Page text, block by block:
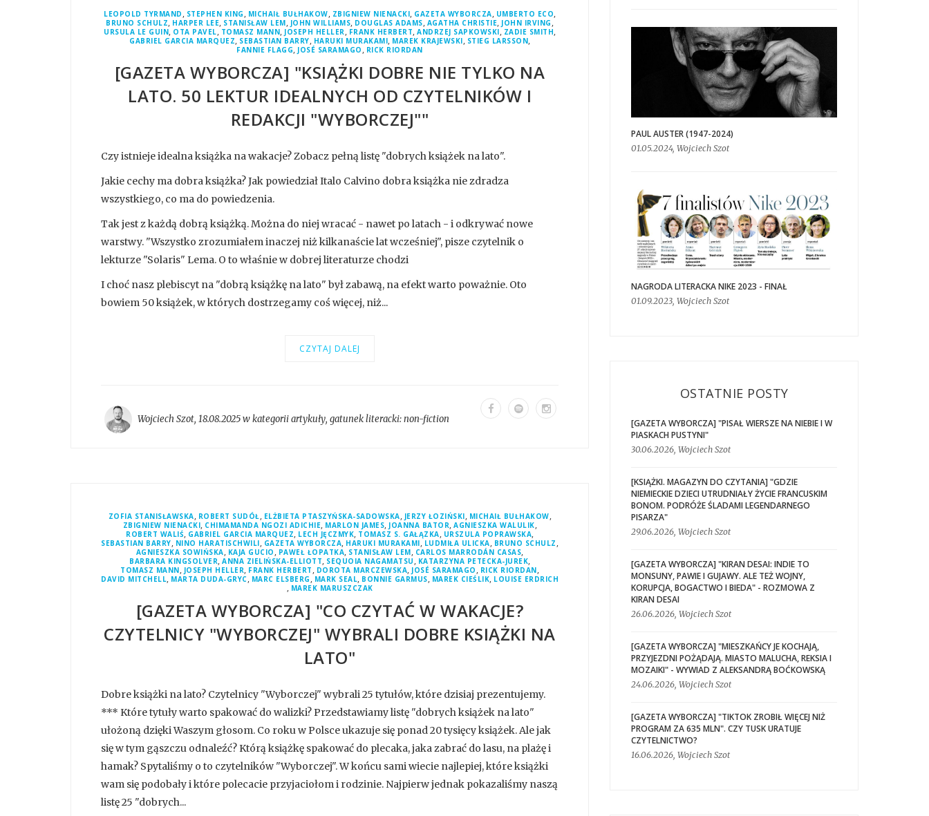
LEOPOLD TYRMAND , STEPHEN KING , MICHAIŁ BUŁHAKOW, ZBIGNIEW NIENACKI, GAZETA WYBORCZA, UMBERTO ECO,
BRUNO SCHULZ, HARPER LEE, STANISŁAW LEM, JOHN WILLIAMS, DOUGLAS ADAMS, AGATHA CHRISTIE, JOHN IRVING ,
URSULA LE GUIN, OTA PAVEL, TOMASZ MANN, JOSEPH HELLER, FRANK HERBERT, ANDRZEJ SAPKOWSKI, ZADIE SMITH,
GABRIEL GARCIA MARQUEZ, SEBASTIAN BARRY, HARUKI MURAKAMI, MAREK KRAJEWSKI, STIEG LARSSON,
FANNIE FLAGG, JOSÉ SARAMAGO , RICK RIORDAN
[GAZETA WYBORCZA] "KSIĄŻKI DOBRE NIE TYLKO NA
LATO. 50 LEKTUR IDEALNYCH OD CZYTELNIKÓW I
REDAKCJI "WYBORCZEJ""
Czy istnieje idealna książka na wakacje? Zobacz pełną listę "dobrych książek na lato".
Jakie cechy ma dobra książka? Jak powiedział Italo Calvino dobra książka nie zdradza
wszystkiego, co ma do powiedzenia.
Tak jest z każdą dobrą książką. Można do niej wracać - nawet po latach - i odkrywać nowe
warstwy. "Wszystko zrozumiałem inaczej niż kilkanaście lat wcześniej", pisze czytelnik o
lekturze "Solaris" Lema. O to właśnie w dobrej literaturze chodzi
I choć nasz plebiscyt na "dobrą książkę na lato" był zabawą, na efekt warto poważnie. Oto
bowiem 50 książek, w których dostrzegamy coś więcej, niż...
CZYTAJ DALEJ
Wojciech Szot, 18.08.2025 w kategoriiartykuły, gatunek literacki:non-fiction
ZOFIA STANISŁAWSKA, ROBERT SUDÓŁ, ELŻBIETA PTASZYŃSKA-SADOWSKA, JERZY ŁOZIŃSKI, MICHAIŁ BUŁHAKOW,
ZBIGNIEW NIENACKI, CHIMAMANDA NGOZI ADICHIE, MARLON JAMES, JOANNA BATOR, AGNIESZKA WALULIK,
ROBERT WALIŚ, GABRIEL GARCIA MARQUEZ, LECH JĘCZMYK, TOMASZ S. GAŁĄZKA, URSZULA POPRAWSKA,
SEBASTIAN BARRY, NINO HARATISCHWILI, GAZETA WYBORCZA, HARUKI MURAKAMI,LUDMIŁA ULICKA, BRUNO SCHULZ ,
AGNIESZKA SOWIŃSKA, KAJA GUCIO , PAWEŁ ŁOPATKA, STANISŁAW LEM, CARLOS MARRODÁN CASAS,
BARBARA KINGSOLVER, ANNA ZIELIŃSKA-ELLIOTT, SEQUOIA NAGAMATSU , KATARZYNA PETECKA-JUREK,
TOMASZ MANN, JOSEPH HELLER, FRANK HERBERT , DOROTA MARCZEWSKA, JOSÉ SARAMAGO , RICK RIORDAN,
DAVID MITCHELL, MARTA DUDA-GRYC, MARC ELSBERG , MARK SEAL, BONNIE GARMUS, MAREK CIEŚLIK, LOUISE ERDRICH
, MAREK MARUSZCZAK
[GAZETA WYBORCZA] "CO CZYTAĆ W WAKACJE?
CZYTELNICY "WYBORCZEJ" WYBRALI DOBRE KSIĄŻKI NA
LATO"
Dobre książki na lato? Czytelnicy "Wyborczej" wybrali 25 tytułów, które dzisiaj prezentujemy.
*** Które tytuły warto spakować do walizki? Przedstawiamy listę "dobrych książek na lato"
ułożoną dzięki Waszym głosom. Co roku w Polsce ukazuje się ponad 20 tysięcy książek. Ale jak
się w tym gąszczu odnaleźć? Którą książkę spakować do plecaka, jaka zabrać do lasu, na plażę i
hamak? Spytaliśmy o to czytelników "Wyborczej". W końcu sami wiecie najlepiej, które książki
wam się podobały i które polecacie przyjaciołom i rodzinie. Najpierw jednak pokazaliśmy naszą
listę 25 "dobrych...
PAUL AUSTER (1947-2024)
01.05.2024, Wojciech Szot
NAGRODA LITERACKA NIKE 2023 - FINAŁ
01.09.2023, Wojciech Szot
OSTATNIE POSTY
[GAZETA WYBORCZA] "PISAŁ WIERSZE NA NIEBIE I W
PIASKACH PUSTYNI"
30.06.2026, Wojciech Szot
[KSIĄŻKI. MAGAZYN DO CZYTANIA] "GDZIE
NIEMIECKIE DZIECI UTRUDNIAŁY ŻYCIE FRANCUSKIM
BONOM. PODRÓŻE ŚLADAMI LEGENDARNEGO
PISARZA"
29.06.2026, Wojciech Szot
[GAZETA WYBORCZA] "KIRAN DESAI: INDIE TO
MONSUNY, PAWIE I GUJAWY. ALE TEŻ WOJNY,
KORUPCJA, BOGACTWO I BIEDA" - ROZMOWA Z
KIRAN DESAI
26.06.2026, Wojciech Szot
[GAZETA WYBORCZA] "MIESZKAŃCY JE KOCHAJĄ,
PRZYJEZDNI POŻĄDAJĄ. MIASTO MALUCHA, REKSIA I
MOZAIKI" - WYWIAD Z ALEKSANDRĄ BOĆKOWSKĄ
24.06.2026, Wojciech Szot
[GAZETA WYBORCZA] "TIKTOK ZROBIŁ WIĘCEJ NIŻ
PROGRAM ZA 635 MLN". CZY TUSK URATUJE
CZYTELNICTWO?
16.06.2026, Wojciech Szot